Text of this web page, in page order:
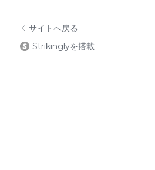
サイトへ戻る
Strikinglyを搭載